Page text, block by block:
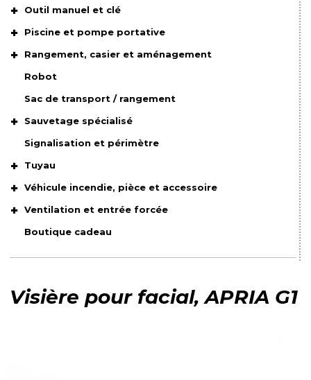
Outil manuel et clé
Piscine et pompe portative
Rangement, casier et aménagement
Robot
Sac de transport / rangement
Sauvetage spécialisé
Signalisation et périmètre
Tuyau
Véhicule incendie, pièce et accessoire
Ventilation et entrée forcée
Boutique cadeau
Visière pour facial, APRIA G1